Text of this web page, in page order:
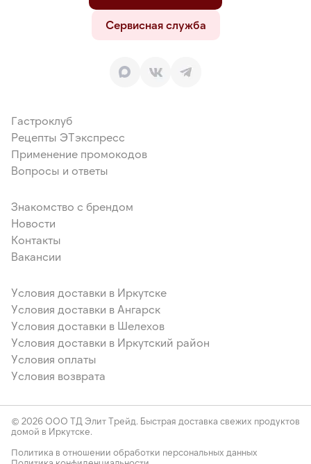
Сервисная служба
Гастроклуб
Рецепты ЭТэкспресс
Применение промокодов
Вопросы и ответы
Знакомство с брендом
Новости
Контакты
Вакансии
Условия доставки в Иркутске
Условия доставки в Ангарск
Условия доставки в Шелехов
Условия доставки в Иркутский район
Условия оплаты
Условия возврата
© 2026 ООО ТД Элит Трейд. Быстрая доставка свежих продуктов
домой в Иркутске.
Политика в отношении обработки персональных данных